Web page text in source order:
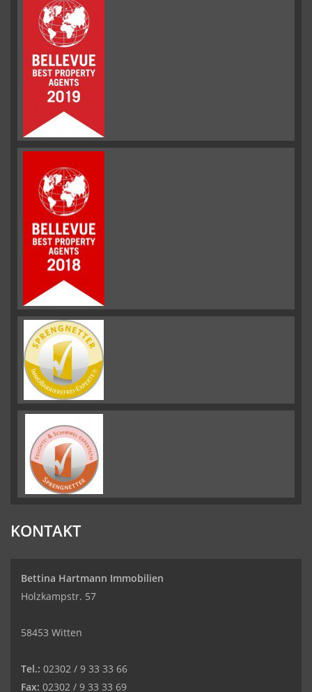
KONTAKT
Bettina Hartmann Immobilien
Holzkampstr. 57
58453 Witten
Tel.: 02302 / 9 33 33 66
Fax: 02302 / 9 33 33 69